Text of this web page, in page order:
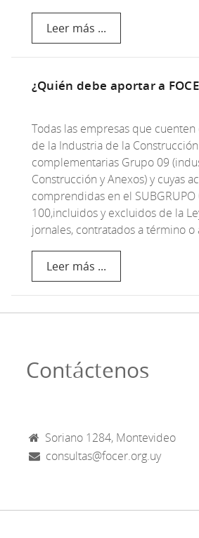
Leer más ...
¿Quién debe aportar a
Todas las empresas que
de la Industria de la
complementarias Grupo 09
Construcción y Anexos) y cuyas
comprendidas en el SUBGRUPO
100,incluidos y excluidos de la
jornales, contratados a término
Leer más ...
Contáctenos
Soriano 1284, Montevideo
consultas@focer.org.uy